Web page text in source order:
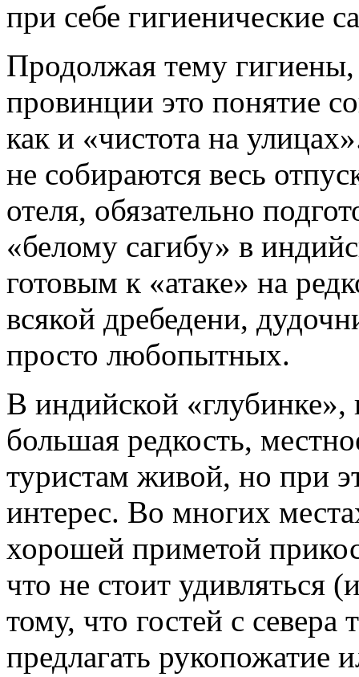
при себе гигиенические
Продолжая тему
провинции это понятие
как и «чистота на
не собираются весь
отеля, обязательно
«белому сагибу» в
готовым к «атаке» на
всякой дребедени,
просто любопытных.
В индийской
большая редкость,
туристам живой, но при
интерес. Во многих
хорошей приметой
что не стоит удивляться
тому, что гостей с севера
предлагать рукопожатие